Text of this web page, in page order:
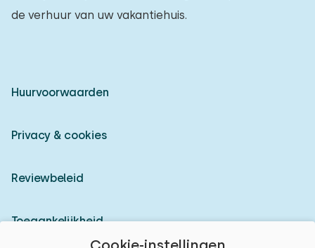
de verhuur van uw vakantiehuis.
Huurvoorwaarden
Privacy & cookies
Reviewbeleid
Toegankelijkheid